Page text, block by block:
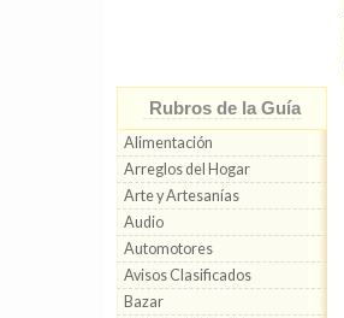
Rubros de la Guía
Alimentación
Arreglos del Hogar
Arte y Artesanías
Audio
Automotores
Avisos Clasificados
Bazar